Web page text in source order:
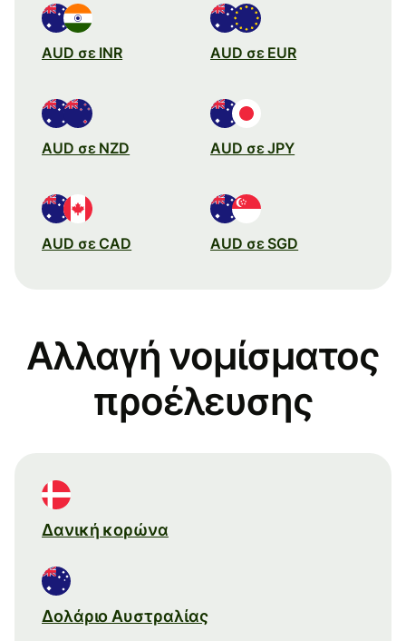
AUD σε INR AUD σε EUR
AUD σε NZD AUD σε JPY
AUD σε CAD AUD σε SGD
Αλλαγή νομίσματος
προέλευσης
Δανική κορώνα
Δολάριο Αυστραλίας